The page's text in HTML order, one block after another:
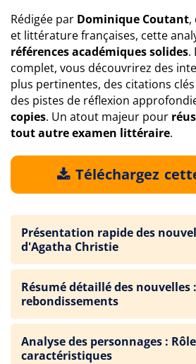
Rédigée par Dominique Coutant,
et littérature françaises, cette
références académiques solides.
complet, vous découvrirez des
plus pertinentes, des citations
des pistes de réflexion
copies. Un atout majeur pour
tout autre examen littéraire.
Téléchargez
Présentation rapide des
d'Agatha Christie
Résumé détaillé des
rebondissements
Analyse des personnages :
caractéristiques